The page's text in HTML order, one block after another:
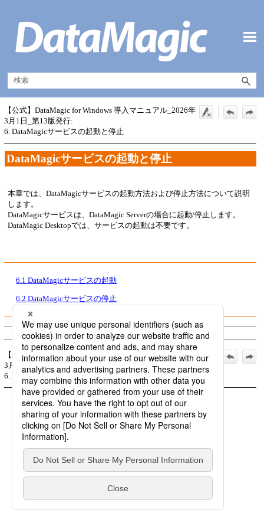
【公式】DataMagic for Windows 導入マニュアル_2026年
3月1日_第13版発行:
6. DataMagicサービスの起動と停止
DataMagicサービスの起動と停止
本章では、DataMagicサービスの起動方法および停止方法について説明
します。
DataMagicサービスは、DataMagic Serverの場合に起動/停止します。
DataMagic Desktopでは、サービスの起動は不要です。
6.1 DataMagicサービスの起動
6.2 DataMagicサービスの停止
© Saison Technology Co.,Ltd. 2007
【公式】DataMagic for Windows 導入マニュアル_2026年
3月1日_第13版発行:
6. DataMagicサービスの起動と停止